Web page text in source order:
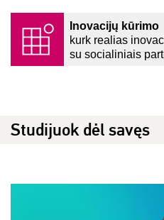
Inovacijų kūrimo
kurk realias
su socialiniais
Studijuok dėl savęs